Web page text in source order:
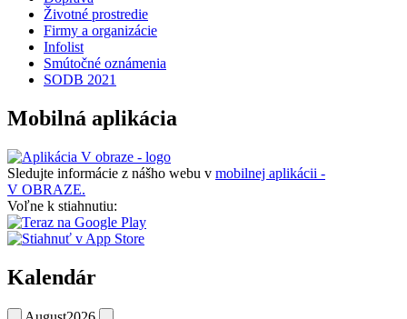
Životné prostredie
Firmy a organizácie
Infolist
Smútočné oznámenia
SODB 2021
Mobilná aplikácia
Sledujte informácie z nášho webu v mobilnej aplikácii -
V OBRAZE.
Voľne k stiahnutiu:
Kalendár